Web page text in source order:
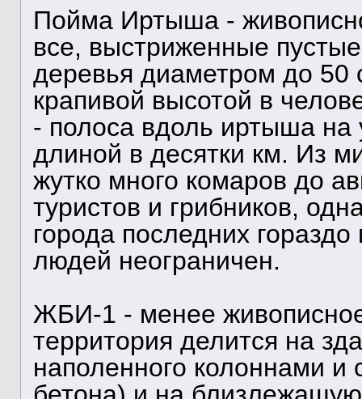
Пойма Иртыша -
все, выстриженные
деревья диаметром до 50
крапивой высотой в
- полоса вдоль иртыша на
длиной в десятки км. Из
жутко много комаров до
туристов и грибников,
города последних
людей неограничен.
ЖБИ-1 - менее
территория делится на
наполенного колоннами